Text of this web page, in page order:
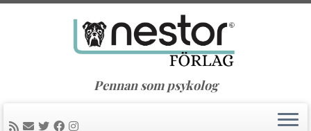
: Function _load_textdomain_just_in_time was
incorrectly. Translation loading for the
domain was triggered too early. This is usually an
indicator for some code in the plugin or theme running too
Pennan som psykolog